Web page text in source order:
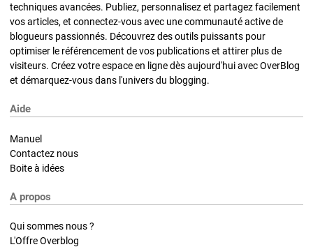
techniques avancées. Publiez, personnalisez et partagez facilement
vos articles, et connectez-vous avec une communauté active de
blogueurs passionnés. Découvrez des outils puissants pour
optimiser le référencement de vos publications et attirer plus de
visiteurs. Créez votre espace en ligne dès aujourd'hui avec OverBlog
et démarquez-vous dans l'univers du blogging.
Aide
Manuel
Contactez nous
Boite à idées
A propos
Qui sommes nous ?
L'Offre Overblog